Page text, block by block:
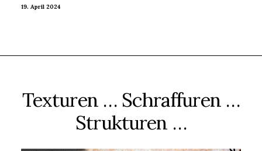
19. April 2024
Texturen … Schraffuren …
Strukturen …